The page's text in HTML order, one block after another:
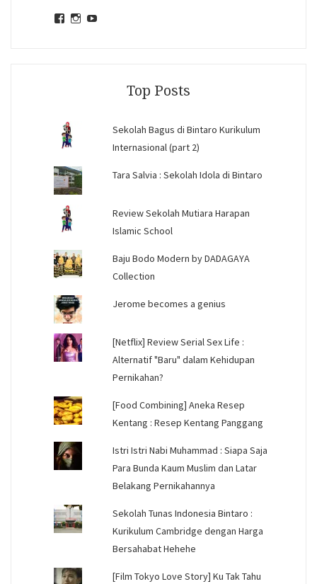
ViewView
Top Posts
Sekolah Bagus di Bintaro Kurikulum
Internasional (part 2)
Tara Salvia : Sekolah Idola di Bintaro
Review Sekolah Mutiara Harapan
Islamic School
Baju Bodo Modern by DADAGAYA
Collection
Jerome becomes a genius
[Netflix] Review Serial Sex Life :
Alternatif "Baru" dalam Kehidupan
Pernikahan?
[Food Combining] Aneka Resep
Kentang : Resep Kentang Panggang
Istri Istri Nabi Muhammad : Siapa Saja
Para Bunda Kaum Muslim dan Latar
Belakang Pernikahannya
Sekolah Tunas Indonesia Bintaro :
Kurikulum Cambridge dengan Harga
Bersahabat Hehehe
[Film Tokyo Love Story] Ku Tak Tahu